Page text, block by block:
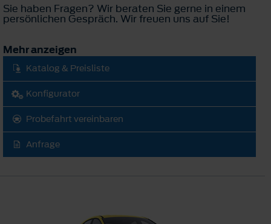
Sie haben Fragen? Wir beraten Sie gerne in einem
persönlichen Gespräch. Wir freuen uns auf Sie!
Mehr anzeigen
Katalog & Preisliste
Konfigurator
Probefahrt vereinbaren
Anfrage